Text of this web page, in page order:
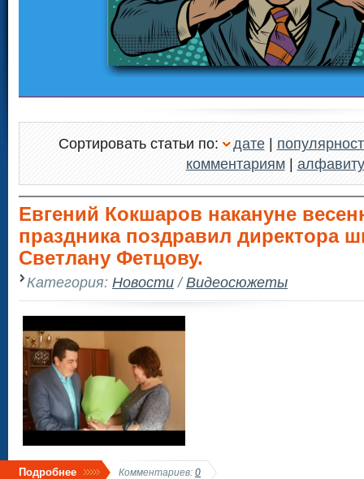
Сортировать статьи по: дате|
комментариям| алфавиту
Евгений Кокшаров накануне
праздника поздравил директора
Светлану Фетцову.
Категория: Новости/Видеосюжеты
Подробнее Комментариев: 0